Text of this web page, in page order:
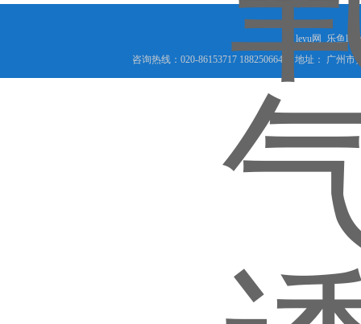
leyu网_乐鱼
咨询热线：020-86153717 18825066456 地址： 广州